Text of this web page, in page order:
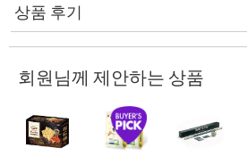
상품 후기
회원님께 제안하는 상품